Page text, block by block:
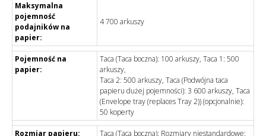
Maksymalna
pojemność
podajników na
papier:
4 700 arkuszy
Pojemność na
papier:
Taca (Taca boczna): 100 arkuszy, Taca 1: 500
arkuszy,
Taca 2: 500 arkuszy, Taca (Podwójna taca
papieru dużej pojemności): 3 600 arkuszy, Taca
(Envelope tray (replaces Tray 2)) (opcjonalnie):
50 koperty
Rozmiar papieru: Taca (Taca boczna): Rozmiary niestandardowe: